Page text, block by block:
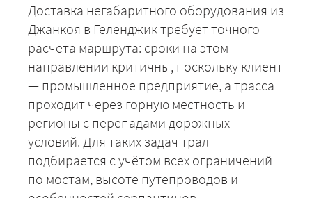
Доставка негабаритного оборудования из
Джанкоя в Геленджик требует точного
расчёта маршрута: сроки на этом
направлении критичны, поскольку клиент
— промышленное предприятие, а трасса
проходит через горную местность и
регионы с перепадами дорожных
условий. Для таких задач трал
подбирается с учётом всех ограничений
по мостам, высоте путепроводов и